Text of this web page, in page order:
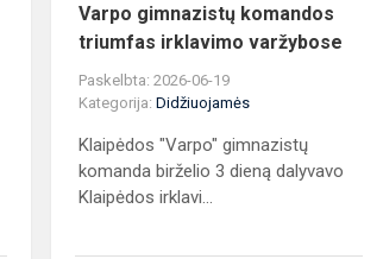
Varpo gimnazistų komandos
triumfas irklavimo varžybose
Paskelbta: 2026-06-19
Kategorija:Didžiuojamės
Klaipėdos "Varpo" gimnazistų
komanda birželio 3 dieną dalyvavo
Klaipėdos irklavi...